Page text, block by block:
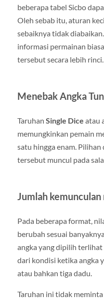
beberapa tabel Sicbo
Oleh sebab itu, aturan
sebaiknya tidak
informasi permainan
tersebut secara lebih rinci.
Menebak Angka
Taruhan Single Dice atau
memungkinkan pemain
satu hingga enam. Pilihan
tersebut muncul pada
Jumlah
Pada beberapa format,
berubah sesuai
angka yang dipilih
dari kondisi ketika angka
atau bahkan tiga dadu.
Taruhan ini tidak